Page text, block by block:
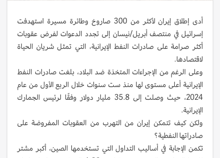
أدى إطلاق إيران لأكثر من 300 صاروخ وطائرة مسيرة استهدفت
إسرائيل في منتصف أبريل/نيسان إلى تجدد الدعوات لفرض عقوبات
أكثر صرامة على صادرات النفط الإيرانية، التي تمثل شريان الحياة
لاقتصادها.
وعلى الرغم من الإجراءات المتخذة ضد البلاد، بلغت صادرات النفط
الإيرانية أعلى مستوى لها منذ ست سنوات خلال الربع الأول من عام
2024، حيث وصلت إلى 35.8 مليار دولار وفقًا لرئيس الجمارك
الإيرانية.
ولكن كيف تتمكن إيران من التهرب من العقوبات المفروضة على
صادراتها النفطية؟
تكمن الإجابة في أساليب التداول التي تستخدمها الصين، أكبر مشتر